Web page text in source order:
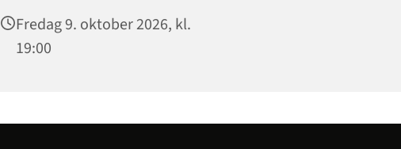
Fredag 9. oktober 2026, kl.
19:00